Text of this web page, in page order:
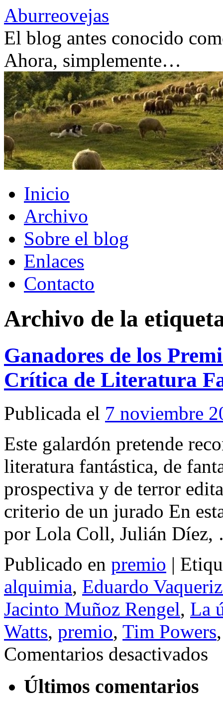
Saltar
al
contenido
Aburreovejas
El blog antes conocido
Ahora, simplemente…
Inicio
Archivo
Sobre el blog
Enlaces
Contacto
Archivo de la
Ganadores de los
Crítica de Literatura
Publicada el 7 noviembre
Este galardón pretende
literatura fantástica, de
prospectiva y de terror
criterio de un jurado En
por Lola Coll, Julián
Publicado en premio |
alquimia, Eduardo
Jacinto Muñoz Rengel, La
Watts, premio, Tim Powers
Comentarios desactivados
Últimos comentarios